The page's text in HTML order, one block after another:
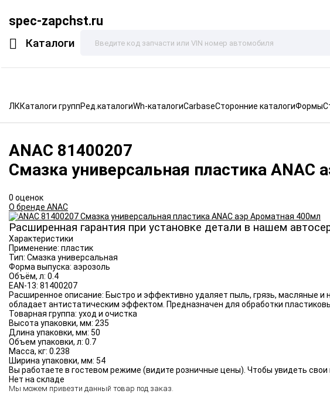
spec-zapchst.ru
Каталоги
ЛККаталоги группРед.каталогиWh-каталогиCarbaseСторонние каталогиФормы
ANAC 81400207
Смазка универсальная пластика ANAC
0 оценок
О бренде ANAC
Расширенная гарантия при установке детали в нашем
Характеристики
Применение: пластик
Тип: Смазка универсальная
Форма выпуска: аэрозоль
Объём, л: 0.4
EAN-13: 81400207
Расширенное описание: Быстро и эффективно удаляет пыль, грязь, масляные и
обладает антистатическим эффектом. Предназначен для обработки
Товарная группа: уход и очистка
Высота упаковки, мм: 235
Длина упаковки, мм: 50
Объем упаковки, л: 0.7
Масса, кг: 0.238
Ширина упаковки, мм: 54
Вы работаете в гостевом режиме (видите розничные цены). Чтобы увидеть
Нет на складе
Мы можем привезти данный товар под заказ.